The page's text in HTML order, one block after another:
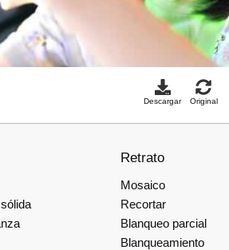
Descargar Original
Retrato
Mosaico
Recortar
Blanqueo parcial
Blanqueamiento